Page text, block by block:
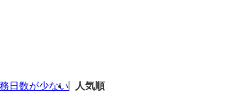
日数が少ない 人気順